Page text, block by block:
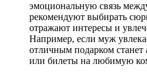
эмоциональную связь
рекомендуют выбирать
отражают интересы и
Например, если муж
отличным подарком станет
или билеты на любимую